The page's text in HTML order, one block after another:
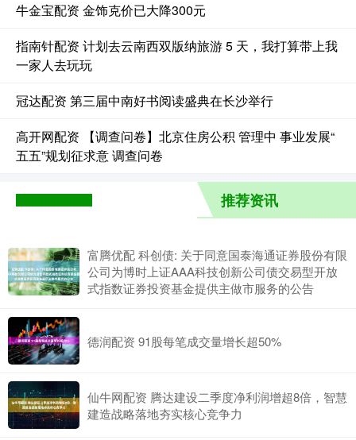
牛金宝配资 金饰克价已大降300元
指南针配资 计划去云南西双版纳旅游 5 天，我打算带上我
一家人去玩玩
冠达配资 第三届中南好书阅读盛典在长沙举行
高开网配资 【调查问卷】北京住房公积 管理中 事业发展“
五五”规划征求意 调查问卷
推荐资讯
富腾优配 科创债: 关于同意国泰海通证券股份有限
公司为博时上证AAA科技创新公司债交易型开放
式指数证券投资基金提供主做市服务的公告
德润配资 91股每笔成交量增长超50%
仙牛网配资 腾达建设二季度净利润增超8倍，智慧
建造战略落地夯实核心竞争力